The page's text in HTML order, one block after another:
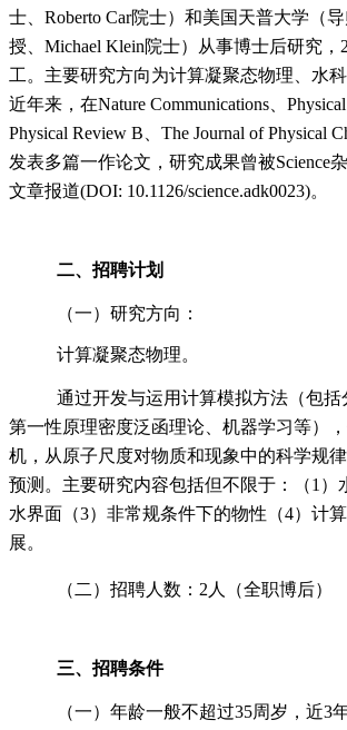
士、Roberto Car院士）和美国天普大学（
授、Michael Klein院士）从事博士后研究，
工。主要研究方向为计算凝聚态物理、水科
近年来，在Nature Communications、Physical
Physical Review B、The Journal of Physical
发表多篇一作论文，研究成果曾被Science
文章报道(DOI: 10.1126/science.adk0023)。
二、招聘计划
（一）研究方向：
计算凝聚态物理。
通过开发与运用计算模拟方法（包括
第一性原理密度泛函理论、机器学习等）
机，从原子尺度对物质和现象中的科学规
预测。主要研究内容包括但不限于：（1）
水界面（3）非常规条件下的物性（4）计
展。
（二）招聘人数： 2人（全职博后）
三、招聘条件
（一）年龄一般不超过35周岁，近3